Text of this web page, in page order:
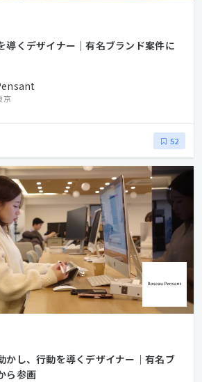
導くデザイナー｜有名ブランド案件に
京
52
かし、行動を導くデザイナー｜有名ブ
ら参画